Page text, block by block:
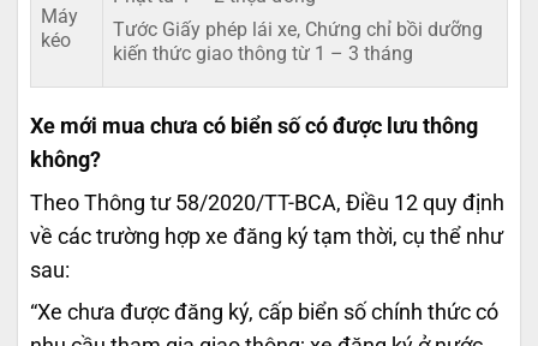
Máy
kéo
Tước Giấy phép lái xe, Chứng chỉ bồi dưỡng
kiến thức giao thông từ 1 – 3 tháng
Xe mới mua chưa có biển số có được lưu thông
không?
Theo Thông tư 58/2020/TT-BCA, Điều 12 quy định
về các trường hợp xe đăng ký tạm thời, cụ thể như
sau:
“Xe chưa được đăng ký, cấp biển số chính thức có